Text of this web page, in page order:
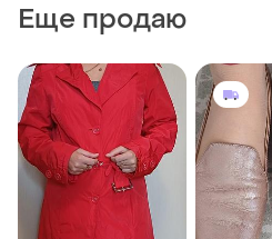
Еще продаю